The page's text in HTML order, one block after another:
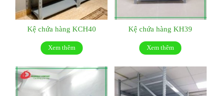
Kệ chứa hàng KCH40
Xem thêm
Kệ chứa hàng KH39
Xem thêm